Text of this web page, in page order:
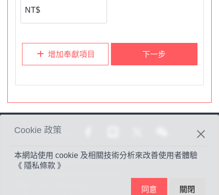
銀行：台中市力行路郵局
戶名：財團法人中華基督教衛理公會
提醒您，若採用ATM轉帳或匯款，請於 匯款後
堂會財務同工，俾能入帳開立奉獻收據。電話：(04)2360-
3.歡迎您註冊成為此奉獻平台的 「會員」（請點選右上角
會員），方便未來可查詢您個人使用信用卡奉獻資
料。
各人要隨本心所酌定的，不要作難，不要勉強，因為捐得樂
意的人是神所喜愛的。(林後9:7)
增加奉獻項目 下一步
Cookie 政策
本網站使用 cookie 及相關技術分析來改善使用者體驗
《 隱私條款 》
同意 關閉
分享至
地址：台北市光復南路438號1樓